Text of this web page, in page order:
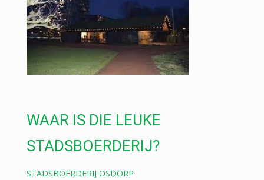
WAAR IS DIE LEUKE
STADSBOERDERIJ?
STADSBOERDERIJ OSDORP